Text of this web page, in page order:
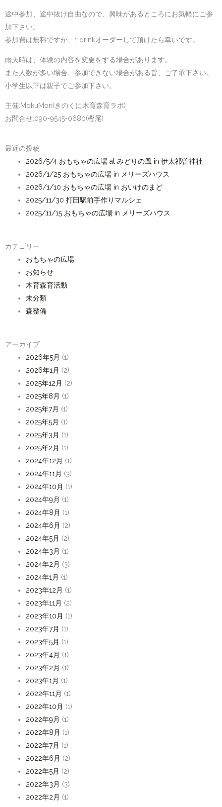
途中参加、途中抜け自由なので、興味があるところにお気軽にご参
加下さい。
参加費は無料ですが、1 drinkオーダーして頂けたら幸いです。
雨天時は、体験の内容を変更をする場合があります。
また人数が多い場合、参加できない場合がある旨、ご了承下さい。
小学生以下は親子でご参加下さい。
主催:MokuMori(きのくに木育森育ラボ)
お問合せ:090-9545-0680(樫尾)
最近の投稿
2026/5/4 おもちゃの広場 at みどりの風 in 伊太祁曽神社
2026/1/25 おもちゃの広場 in メリーズハウス
2026/1/10 おもちゃの広場 in おいけのまど
2025/11/30 打田駅前手作りマルシェ
2025/11/15 おもちゃの広場 in メリーズハウス
カテゴリー
おもちゃの広場
お知らせ
木育森育活動
未分類
森整備
アーカイブ
2026年5月 (1)
2026年1月 (2)
2025年12月 (2)
2025年8月 (1)
2025年7月 (1)
2025年5月 (1)
2025年3月 (1)
2025年2月 (1)
2024年12月 (1)
2024年11月 (3)
2024年10月 (1)
2024年9月 (1)
2024年8月 (1)
2024年6月 (2)
2024年5月 (2)
2024年3月 (1)
2024年2月 (3)
2024年1月 (1)
2023年12月 (1)
2023年11月 (2)
2023年10月 (1)
2023年7月 (1)
2023年5月 (1)
2023年4月 (1)
2023年2月 (1)
2023年1月 (1)
2022年11月 (1)
2022年10月 (1)
2022年9月 (1)
2022年8月 (1)
2022年7月 (1)
2022年6月 (2)
2022年5月 (2)
2022年3月 (3)
2022年2月 (1)